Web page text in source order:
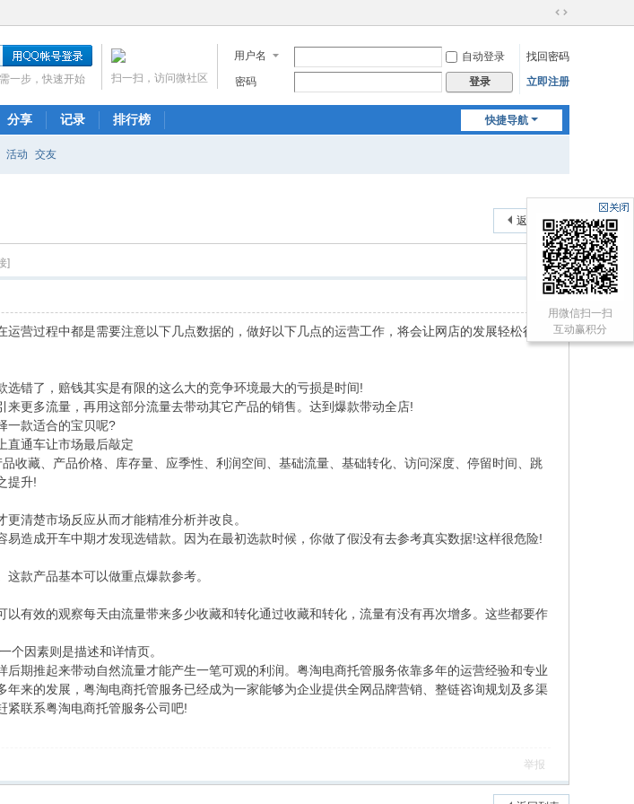
切
到
宽
用户名 自动登录
找回密码
密码
登录 立即注册
扫一扫，访问微社区
一步，快速开始
快捷导航
分享 记录 排行榜
活动 交友
返回列表
]
营过程中都是需要注意以下几点数据的，做好以下几点的运营工作，将会让网店的发展轻松很
错了，赔钱其实是有限的这么大的竞争环境最大的亏损是时间!
更多流量，再用这部分流量去带动其它产品的销售。达到爆款带动全店!
一款适合的宝贝呢?
直通车让市场最后敲定
收藏、产品价格、库存量、应季性、利润空间、基础流量、基础转化、访问深度、停留时间、跳
提升!
清楚市场反应从而才能精准分析并改良。
造成开车中期才发现选错款。因为在最初选款时候，你做了假没有去参考真实数据!这样很危险!
款产品基本可以做重点爆款参考。
有效的观察每天由流量带来多少收藏和转化通过收藏和转化，流量有没有再次增多。这些都要作
个因素则是描述和详情页。
期推起来带动自然流量才能产生一笔可观的利润。粤淘电商托管服务依靠多年的运营经验和专业
来的发展，粤淘电商托管服务已经成为一家能够为企业提供全网品牌营销、整链咨询规划及多渠
紧联系粤淘电商托管服务公司吧!
举报
用微信扫一扫
互动赢积分